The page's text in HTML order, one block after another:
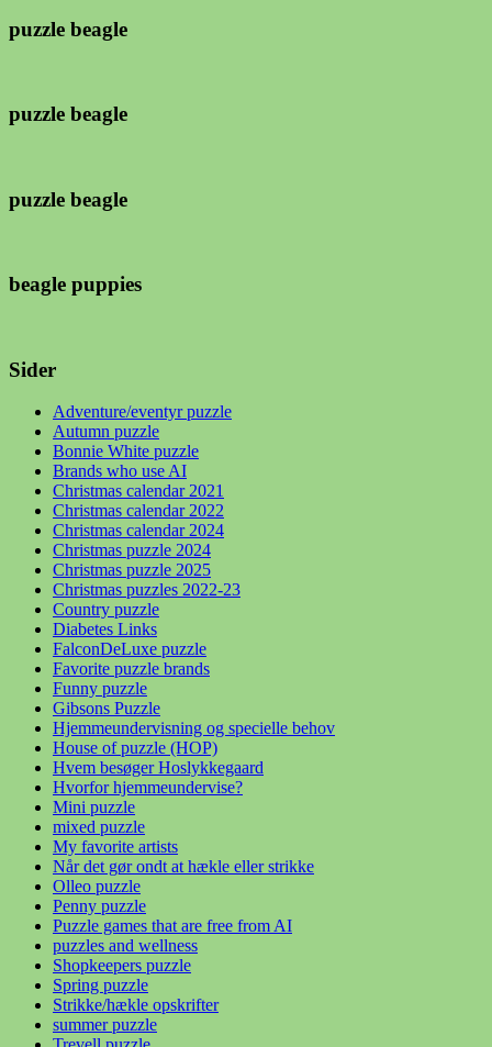
puzzle beagle
puzzle beagle
puzzle beagle
beagle puppies
Sider
Adventure/eventyr puzzle
Autumn puzzle
Bonnie White puzzle
Brands who use AI
Christmas calendar 2021
Christmas calendar 2022
Christmas calendar 2024
Christmas puzzle 2024
Christmas puzzle 2025
Christmas puzzles 2022-23
Country puzzle
Diabetes Links
FalconDeLuxe puzzle
Favorite puzzle brands
Funny puzzle
Gibsons Puzzle
Hjemmeundervisning og specielle behov
House of puzzle (HOP)
Hvem besøger Hoslykkegaard
Hvorfor hjemmeundervise?
Mini puzzle
mixed puzzle
My favorite artists
Når det gør ondt at hækle eller strikke
Olleo puzzle
Penny puzzle
Puzzle games that are free from AI
puzzles and wellness
Shopkeepers puzzle
Spring puzzle
Strikke/hækle opskrifter
summer puzzle